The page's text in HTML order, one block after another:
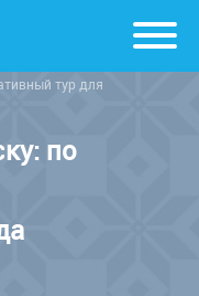
тур для
по